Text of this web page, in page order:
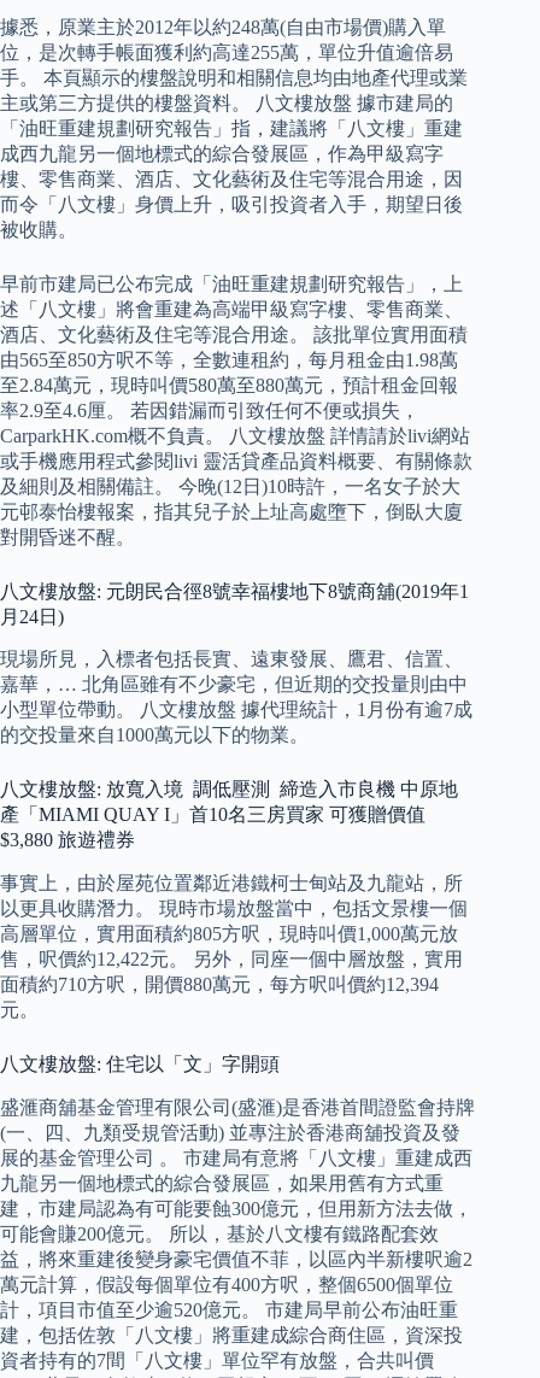
據悉，原業主於2012年以約248萬(自由市場價)購入單
位，是次轉手帳面獲利約高達255萬，單位升值逾倍易
手。 本頁顯示的樓盤說明和相關信息均由地產代理或業
主或第三方提供的樓盤資料。 八文樓放盤 據市建局的
「油旺重建規劃研究報告」指，建議將「八文樓」重建
成西九龍另一個地標式的綜合發展區，作為甲級寫字
樓、零售商業、酒店、文化藝術及住宅等混合用途，因
而令「八文樓」身價上升，吸引投資者入手，期望日後
被收購。
早前市建局已公布完成「油旺重建規劃研究報告」，上
述「八文樓」將會重建為高端甲級寫字樓、零售商業、
酒店、文化藝術及住宅等混合用途。 該批單位實用面積
由565至850方呎不等，全數連租約，每月租金由1.98萬
至2.84萬元，現時叫價580萬至880萬元，預計租金回報
率2.9至4.6厘。 若因錯漏而引致任何不便或損失，
CarparkHK.com概不負責。 八文樓放盤 詳情請於livi網站
或手機應用程式參閱livi 靈活貸產品資料概要、有關條款
及細則及相關備註。 今晚(12日)10時許，一名女子於大
元邨泰怡樓報案，指其兒子於上址高處墮下，倒臥大廈
對開昏迷不醒。
八文樓放盤: 元朗民合徑8號幸福樓地下8號商舖(2019年1
月24日)
現場所見，入標者包括長實、遠東發展、鷹君、信置、
嘉華，… 北角區雖有不少豪宅，但近期的交投量則由中
小型單位帶動。 八文樓放盤 據代理統計，1月份有逾7成
的交投量來自1000萬元以下的物業。
八文樓放盤: 放寬入境 調低壓測 締造入市良機 中原地
產「MIAMI QUAY I」首10名三房買家 可獲贈價值
$3,880 旅遊禮券
事實上，由於屋苑位置鄰近港鐵柯士甸站及九龍站，所
以更具收購潛力。 現時市場放盤當中，包括文景樓一個
高層單位，實用面積約805方呎，現時叫價1,000萬元放
售，呎價約12,422元。 另外，同座一個中層放盤，實用
面積約710方呎，開價880萬元，每方呎叫價約12,394
元。
八文樓放盤: 住宅以「文」字開頭
盛滙商舖基金管理有限公司(盛滙)是香港首間證監會持牌
(一、四、九類受規管活動) 並專注於香港商舖投資及發
展的基金管理公司 。 市建局有意將「八文樓」重建成西
九龍另一個地標式的綜合發展區，如果用舊有方式重
建，市建局認為有可能要蝕300億元，但用新方法去做，
可能會賺200億元。 所以，基於八文樓有鐵路配套效
益，將來重建後變身豪宅價值不菲，以區內半新樓呎逾2
萬元計算，假設每個單位有400方呎，整個6500個單位
計，項目市值至少逾520億元。 市建局早前公布油旺重
建，包括佐敦「八文樓」將重建成綜合商住區，資深投
資者持有的7間「八文樓」單位罕有放盤，合共叫價